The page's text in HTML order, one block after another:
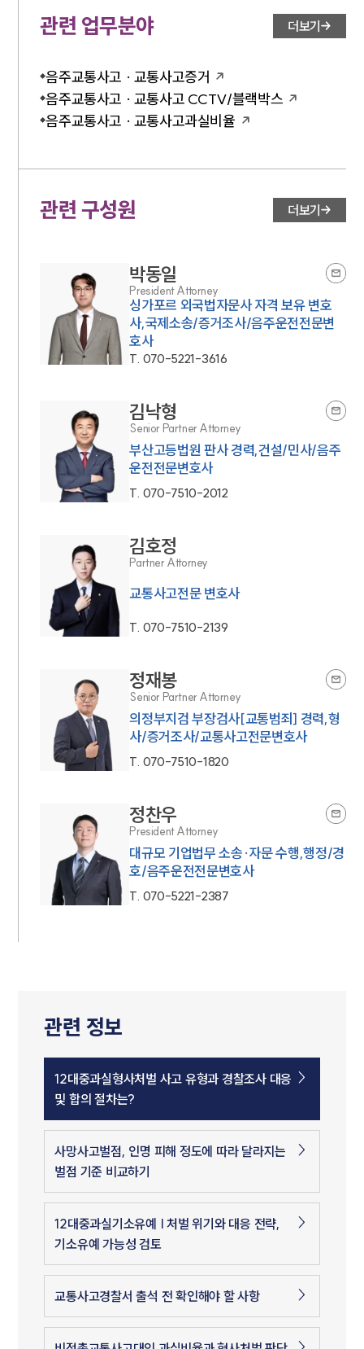
관련 업무분야 더보기
음주교통사고 · 교통사고증거
음주교통사고 · 교통사고 CCTV/블랙박스
음주교통사고 · 교통사고과실비율
관련 구성원 더보기
박동일
President Attorney
싱가포르 외국법자문사 자격 보유 변호
사,국제소송/증거조사/음주운전전문변
호사
T. 070-5221-3616
김낙형
Senior Partner Attorney
부산고등법원 판사 경력,건설/민사/음주
운전전문변호사
T. 070-7510-2012
김호정
Partner Attorney
교통사고전문 변호사
T. 070-7510-2139
정재봉
Senior Partner Attorney
의정부지검 부장검사[교통범죄] 경력,형
사/증거조사/교통사고전문변호사
T. 070-7510-1820
정찬우
President Attorney
대규모 기업법무 소송·자문 수행,행정/경
호/음주운전전문변호사
T. 070-5221-2387
관련 정보
12대중과실형사처벌 사고 유형과 경찰조사 대응
및 합의 절차는?
사망사고벌점, 인명 피해 정도에 따라 달라지는
벌점 기준 비교하기
12대중과실기소유예 | 처벌 위기와 대응 전략,
기소유예 가능성 검토
교통사고경찰서 출석 전 확인해야 할 사항